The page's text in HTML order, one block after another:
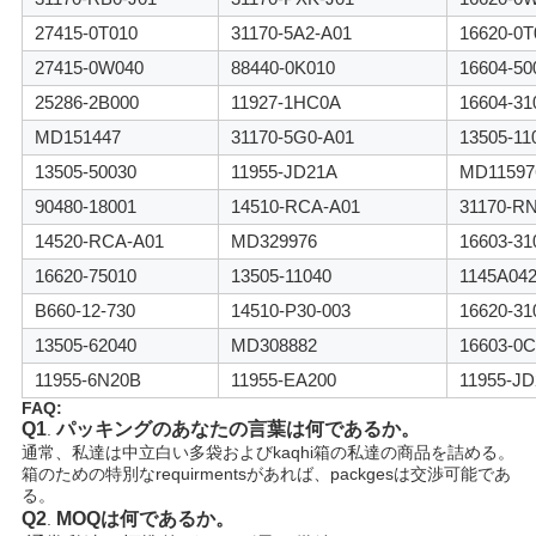
27415-0T010
31170-5A2-A01
16620-
27415-0W040
88440-0K010
16604-
25286-2B000
11927-1HC0A
16604-
MD151447
31170-5G0-A01
13505-
13505-50030
11955-JD21A
90480-18001
14510-RCA-A01
31170-
14520-RCA-A01
MD329976
16603-
16620-75010
13505-11040
1145A042
B660-12-730
14510-P30-003
16620-
13505-62040
MD308882
16603-
11955-6N20B
11955-EA200 11955-
FAQ:
Q1.パッキングのあなたの言葉は何であるか。
通常、私達は中立白い多袋およびkaqhi箱の私達の商品を詰める。
箱のための特別なrequirmentsがあれば、packgesは交渉可能であ
る。
Q2. MOQは何であるか。